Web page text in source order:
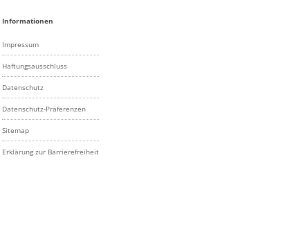
Informationen
Impressum
Haftungsausschluss
Datenschutz
Datenschutz-Präferenzen
Sitemap
Erklärung zur Barrierefreiheit